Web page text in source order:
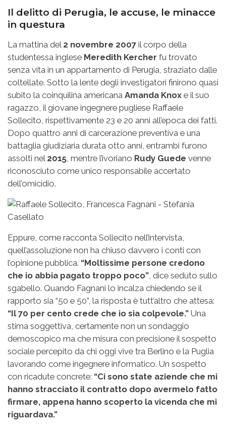
Il delitto di Perugia, le accuse, le minacce
in questura
La mattina del 2 novembre 2007 il corpo della
studentessa inglese Meredith Kercher fu trovato
senza vita in un appartamento di Perugia, straziato dalle
coltellate. Sotto la lente degli investigatori finirono quasi
subito la coinquilina americana Amanda Knox e il suo
ragazzo, il giovane ingegnere pugliese Raffaele
Sollecito, rispettivamente 23 e 20 anni all’epoca dei fatti.
Dopo quattro anni di carcerazione preventiva e una
battaglia giudiziaria durata otto anni, entrambi furono
assolti nel 2015 , mentre l’ivoriano Rudy Guede venne
riconosciuto come unico responsabile accertato
dell’omicidio.
Eppure, come racconta Sollecito nell’intervista,
quell’assoluzione non ha chiuso davvero i conti con
l’opinione pubblica. “Moltissime persone credono
che io abbia pagato troppo poco” , dice seduto sullo
sgabello. Quando Fagnani lo incalza chiedendo se il
rapporto sia “50 e 50”, la risposta è tutt’altro che attesa:
“Il 70 per cento crede che io sia colpevole.” Una
stima soggettiva, certamente non un sondaggio
demoscopico ma che misura con precisione il sospetto
sociale percepito da chi oggi vive tra Berlino e la Puglia
lavorando come ingegnere informatico. Un sospetto
con ricadute concrete: “Ci sono state aziende che mi
hanno stracciato il contratto dopo avermelo fatto
firmare, appena hanno scoperto la vicenda che mi
riguardava.”